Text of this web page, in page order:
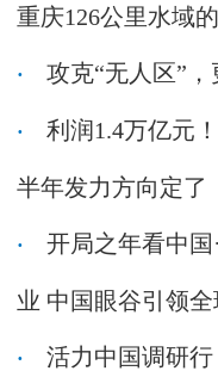
重庆126公里水域
攻克“无人区”，
利润1.4万亿元
半年发力方向定了
开局之年看中
业 中国眼谷引领
活力中国调研